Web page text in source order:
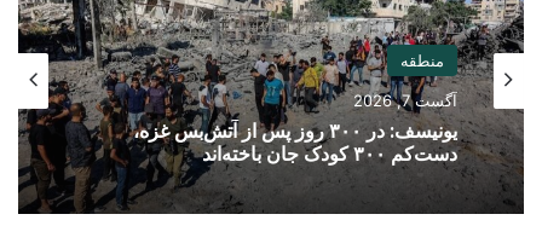
منطقه
آگست 7, 2026
یونیسف: در ۳۰۰ روز پس از آتش‌بس غزه،
دست‌کم ۳۰۰ کودک جان باخته‌اند